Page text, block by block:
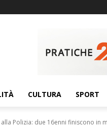
CULTURA SPORT
Polizia: due 16enni finiscono in